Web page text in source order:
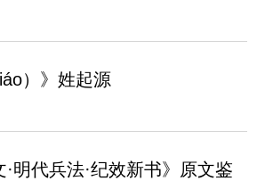
）》姓起源
·明代兵法·纪效新书》原文鉴